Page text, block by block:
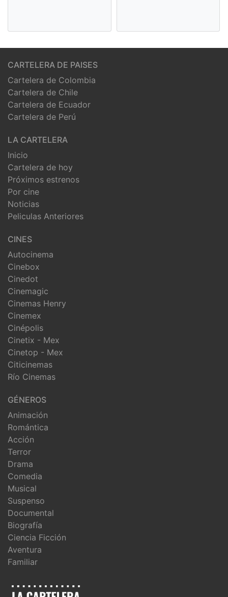
CARTELERA DE PAISES
Cartelera de Colombia
Cartelera de Chile
Cartelera de Ecuador
Cartelera de Perú
LA CARTELERA
Inicio
Cartelera de hoy
Próximos estrenos
Por cine
Noticias
Peliculas Anteriores
CINES
Autocinema
Cinebox
Cinedot
Cinemagic
Cinemas Henry
Cinemex
Cinépolis
Cinetix - Mex
Cinetop - Mex
Citicinemas
Río Cinemas
GÉNEROS
Animación
Romántica
Acción
Terror
Drama
Comedia
Musical
Suspenso
Documental
Biografía
Ciencia Ficción
Aventura
Familiar